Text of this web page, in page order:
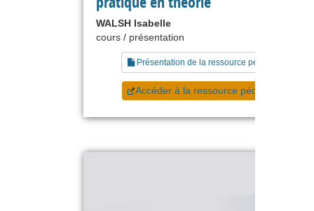
WALSH Isabelle
cours / présentation
Présentation de la ressource pédagogique
Accéder à la ressource pédagogique